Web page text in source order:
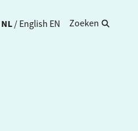
NL / English EN Zoeken